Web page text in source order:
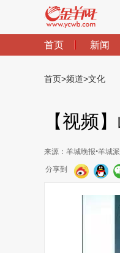
首页 新闻
首页>频道>文化
【视频
来源：羊城晚报•羊城派
分享到